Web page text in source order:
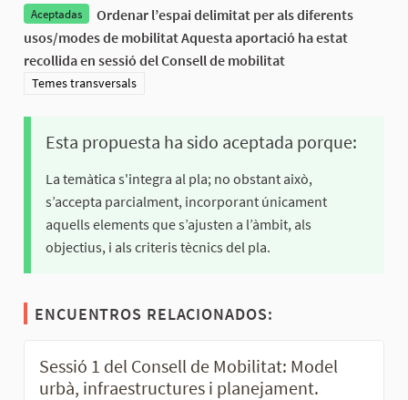
Aceptadas
Ordenar l’espai delimitat per als diferents
usos/modes de mobilitat Aquesta aportació ha estat
recollida en sessió del Consell de mobilitat
Resultados al filtrar por la categoría: Temes transversals
Temes transversals
Esta propuesta ha sido aceptada porque:
La temàtica s'integra al pla; no obstant això,
s’accepta parcialment, incorporant únicament
aquells elements que s’ajusten a l’àmbit, als
objectius, i als criteris tècnics del pla.
ENCUENTROS RELACIONADOS:
Sessió 1 del Consell de Mobilitat: Model
urbà, infraestructures i planejament.